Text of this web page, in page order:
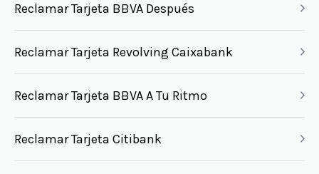
Reclamar Tarjeta BBVA Después
Reclamar Tarjeta Revolving Caixabank
Reclamar Tarjeta BBVA A Tu Ritmo
Reclamar Tarjeta Citibank